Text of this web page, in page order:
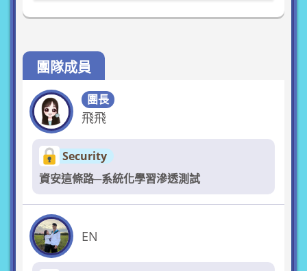
團隊成員
團長
飛飛
Security
資安這條路─系統化學習滲透測試
EN